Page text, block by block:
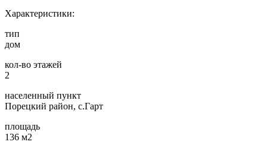
Характеристики:
тип
дом
кол-во этажей
2
населенный пункт
Порецкий район, с.Гарт
площадь
136 м2